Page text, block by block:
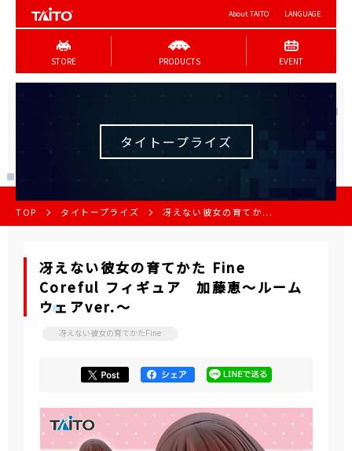
About TAITO LANGUAGE
STORE PRODUCTS EVENT
タイトープライズ
TOP タイトープライズ 冴えない彼女の育てか...
冴えない彼女の育てかた Fine
Coreful フィギュア 加藤恵～ルーム
ウェアver.～
冴えない彼女の育てかたFine